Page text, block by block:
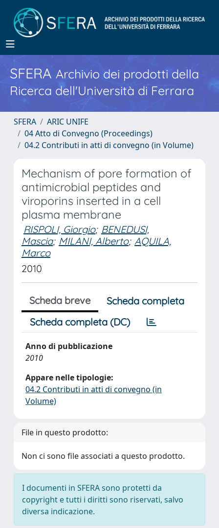
SFERA Archivio dei prodotti della
Ricerca dell'Università di Ferrara
SFERA
ARIC UNIFE
04 Atto di Convegno (Proceedings)
04.2 Contributi in atti di convegno (in Volume)
Mechanism of pore formation of
antimicrobial peptides and
viroporins inserted in a cell
plasma membrane
RISPOLI, Giorgio; BENEDUSI,
Mascia; MILANI, Alberto; AQUILA,
Marco
2010
Scheda breve
Scheda completa
Scheda completa (DC)
Anno di pubblicazione
2010
Appare nelle tipologie:
04.2 Contributi in atti di convegno (in
Volume)
File in questo prodotto:
Non ci sono file associati a questo prodotto.
I documenti in SFERA sono protetti da
copyright e tutti i diritti sono riservati, salvo
diversa indicazione.